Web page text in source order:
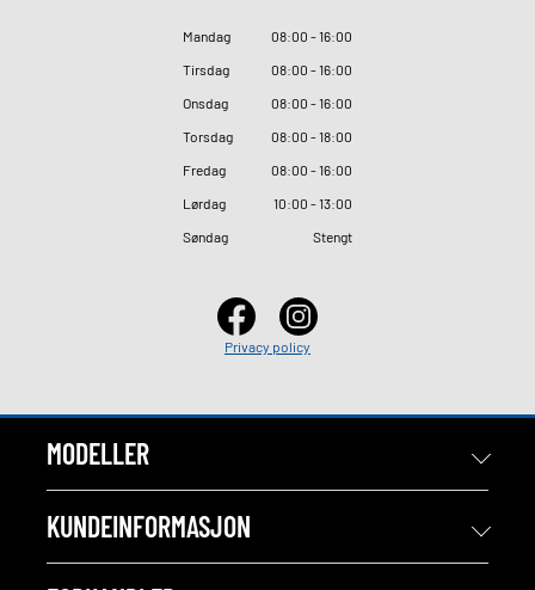
Mandag 08:00 - 16:00
Tirsdag
08:00 - 16:00
Onsdag
08:00 - 16:00
Torsdag
08:00 - 18:00
Fredag
08:00 - 16:00
Lørdag
10:00 - 13:00
Søndag
Stengt
Privacy policy
MODELLER
KUNDEINFORMASJON